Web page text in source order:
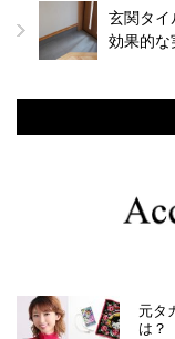
玄関タイ
効果的な
元タ
は？